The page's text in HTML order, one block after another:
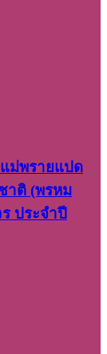
แม่พรายแปด
าติ (พรหม
ประจำปี